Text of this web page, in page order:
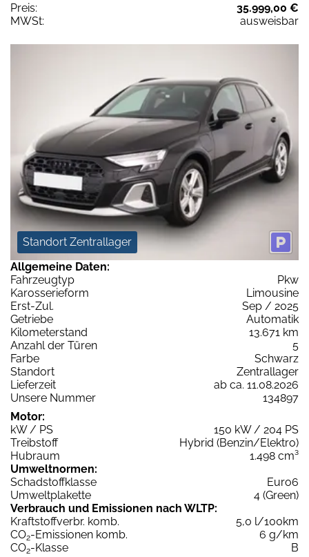
Preis:
35.999,00 €
MWSt:
ausweisbar
Standort Zentrallager
Allgemeine Daten:
Fahrzeugtyp
Pkw
Karosserieform
Limousine
Erst-Zul.
Sep / 2025
Getriebe
Automatik
Kilometerstand
13.671 km
Anzahl der Türen
5
Farbe
Schwarz
Standort
Zentrallager
Lieferzeit
ab ca. 11.08.2026
Unsere Nummer
134897
Motor:
kW / PS
150 kW / 204 PS
Treibstoff
Hybrid (Benzin/Elektro)
Hubraum
1.498 cm³
Umweltnormen:
Schadstoffklasse
Euro6
Umweltplakette
4 (Green)
Verbrauch und Emissionen nach WLTP:
Kraftstoffverbr. komb.
5,0 l/100km
CO2-Emissionen komb.
6 g/km
CO2-Klasse
B